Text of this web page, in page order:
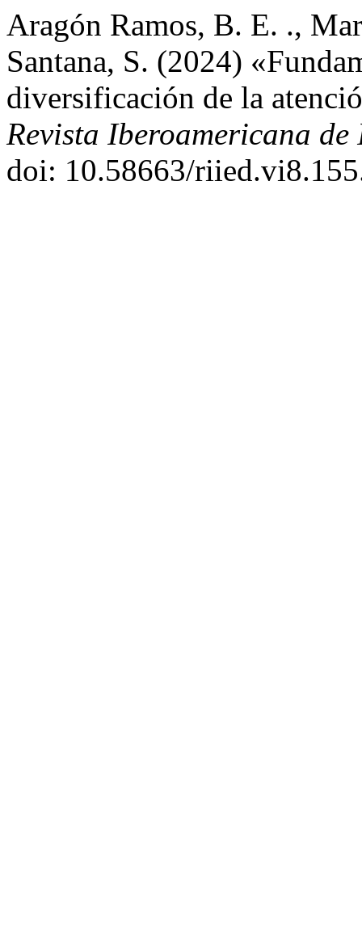
Aragón Ramos, B. E. .,
Santana, S. (2024)
diversificación de la
Revista Iberoamericana
doi: 10.58663/